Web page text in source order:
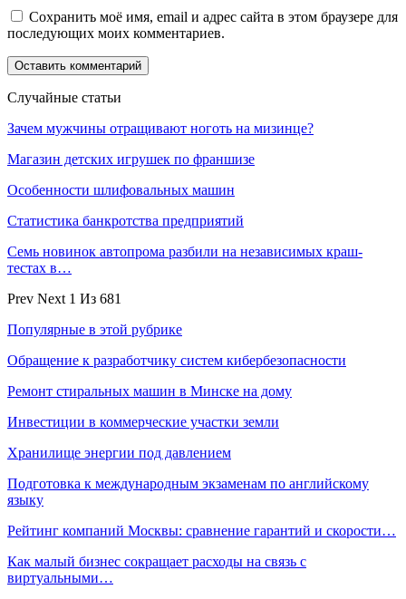
Сохранить моё имя, email и адрес сайта в этом браузере для
последующих моих комментариев.
Случайные статьи
Зачем мужчины отращивают ноготь на мизинце?
Магазин детских игрушек по франшизе
Особенности шлифовальных машин
Статистика банкротства предприятий
Семь новинок автопрома разбили на независимых краш-
тестах в…
Prev Next 1 Из 681
Популярные в этой рубрике
Обращение к разработчику систем кибербезопасности
Ремонт стиральных машин в Минске на дому
Инвестиции в коммерческие участки земли
Хранилище энергии под давлением
Подготовка к международным экзаменам по английскому
языку
Рейтинг компаний Москвы: сравнение гарантий и скорости…
Как малый бизнес сокращает расходы на связь с
виртуальными…